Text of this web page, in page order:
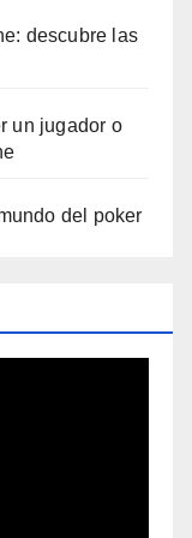
descubre las
un jugador o
del poker